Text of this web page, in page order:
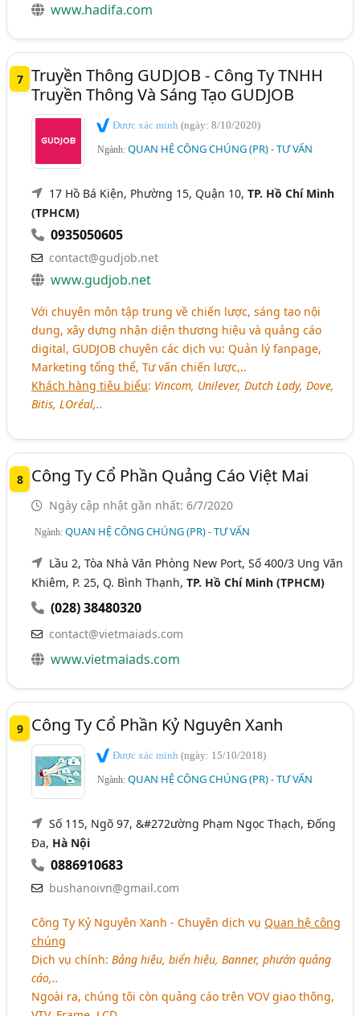
www.hadifa.com
7 Truyền Thông GUDJOB - Công Ty TNHH
Truyền Thông Và Sáng Tạo GUDJOB
Được xác minh(ngày: 8/10/2020)
Ngành:QUAN HỆ CÔNG CHÚNG (PR) - TƯ VẤN
17 Hồ Bá Kiện, Phường 15, Quận 10,TP. Hồ Chí Minh
(TPHCM)
0935050605
contact@gudjob.net
www.gudjob.net
Với chuyên môn tập trung về chiến lược, sáng tạo nội
dung, xây dựng nhận diện thương hiệu và quảng cáo
digital, GUDJOB chuyên các dịch vụ: Quản lý fanpage,
Marketing tổng thể, Tư vấn chiến lược,..
Khách hàng tiêu biểu: Vincom, Unilever, Dutch Lady, Dove,
Bitis, LOréal,..
8 Công Ty Cổ Phần Quảng Cáo Việt Mai
Ngày cập nhật gần nhất: 6/7/2020
Ngành:QUAN HỆ CÔNG CHÚNG (PR) - TƯ VẤN
Lầu 2, Tòa Nhà Văn Phòng New Port, Số 400/3 Ung Văn
Khiêm, P. 25, Q. Bình Thạnh,TP. Hồ Chí Minh (TPHCM)
(028) 38480320
contact@vietmaiads.com
www.vietmaiads.com
9 Công Ty Cổ Phần Kỷ Nguyên Xanh
Được xác minh(ngày: 15/10/2018)
Ngành:QUAN HỆ CÔNG CHÚNG (PR) - TƯ VẤN
Số 115, Ngõ 97, &#272ường Phạm Ngọc Thạch, Đống
Đa, Hà Nội
0886910683
bushanoivn@gmail.com
Công Ty Kỷ Nguyên Xanh - Chuyên dịch vụQuan hệ công
chúng
Dịch vụ chính:Bảng hiệu, biển hiệu, Banner, phướn quảng
cáo,..
Ngoài ra, chúng tôi còn quảng cáo trên VOV giao thông,